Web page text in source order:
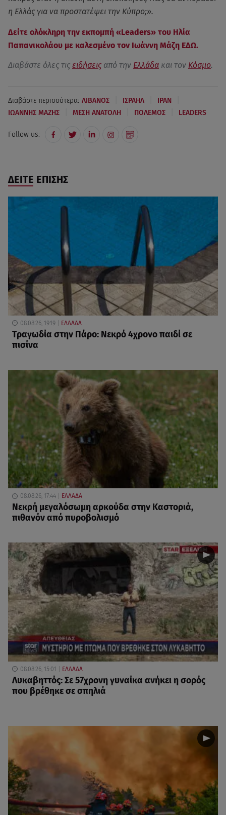
η Ελλάς για να προστατέψει την Κύπρο;».
Δείτε ολόκληρη την εκπομπή «Leaders» του Ηλία
Παπανικολάου με καλεσμένο τον Ιωάννη Μάζη ΕΔΩ.
Διαβάστε όλες τις ειδήσεις από την Ελλάδα και τον Κόσμο.
Διαβάστε περισσότερα: ΛΙΒΑΝΟΣ ΙΣΡΑΗΛ ΙΡΑΝ
ΙΩΑΝΝΗΣ ΜΑΖΗΣ ΜΕΣΗ ΑΝΑΤΟΛΗ ΠΟΛΕΜΟΣ LEADERS
Follow us:
ΔΕΙΤΕ ΕΠΙΣΗΣ
08.08.26, 19:19 ΕΛΛΑΔΑ
Τραγωδία στην Πάρο: Νεκρό 4χρονο παιδί σε
πισίνα
08.08.26, 17:44 ΕΛΛΑΔΑ
Νεκρή μεγαλόσωμη αρκούδα στην Καστοριά,
πιθανόν από πυροβολισμό
08.08.26, 15:01 ΕΛΛΑΔΑ
Λυκαβηττός: Σε 57χρονη γυναίκα ανήκει η σορός
που βρέθηκε σε σπηλιά